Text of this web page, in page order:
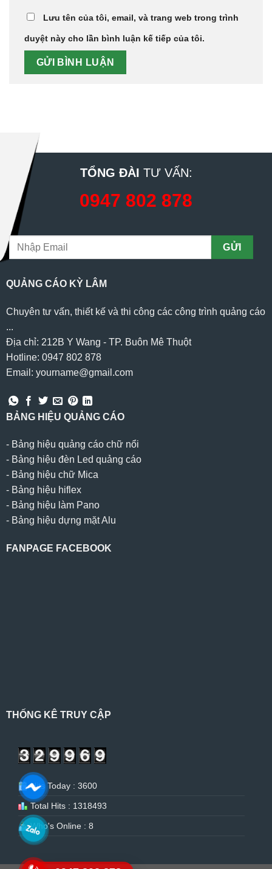
Lưu tên của tôi, email, và trang web trong trình
duyệt này cho lần bình luận kế tiếp của tôi.
TỔNG ĐÀI TƯ VẤN:
0947 802 878
QUẢNG CÁO KỲ LÂM
Chuyên tư vấn, thiết kế và thi công các công trình quảng cáo
...
Địa chỉ: 212B Y Wang - TP. Buôn Mê Thuột
Hotline: 0947 802 878
Email: yourname@gmail.com
BẢNG HIỆU QUẢNG CÁO
- Bảng hiệu quảng cáo chữ nổi
- Bảng hiệu đèn Led quảng cáo
- Bảng hiệu chữ Mica
- Bảng hiệu hiflex
- Bảng hiệu làm Pano
- Bảng hiệu dựng mặt Alu
FANPAGE FACEBOOK
THỐNG KÊ TRUY CẬP
Hits Today : 3600
Total Hits : 1318493
Who's Online : 8